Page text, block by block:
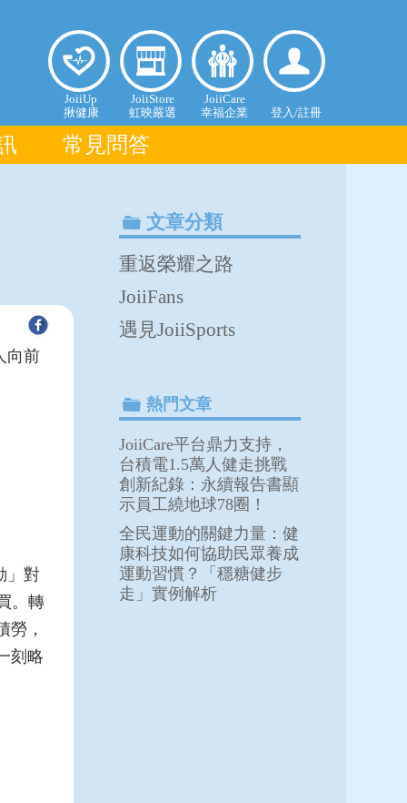
揪健康
虹映嚴
選
幸福企
業
人中心
JoiiUp
揪健康
JoiiStore
虹映嚴選
JoiiCare
幸福企業
登入/註冊
常見問答
文章分類
重返榮耀之路
JoiiFans
遇見JoiiSports
熱門文章
JoiiCare平台鼎力支持，
台積電1.5萬人健走挑戰
創新紀錄：永續報告書顯
示員工繞地球78圈！
全民運動的關鍵力量：健
康科技如何協助民眾養成
運動習慣？「穩糖健步
走」實例解析
向前
」對
。轉
勞，
刻略